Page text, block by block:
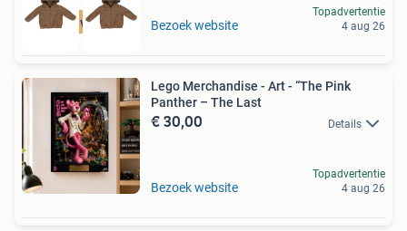
Tot 75% voordeel Bezoek website
Topadvertentie
4 aug 26
Lego Merchandise - Art - “The Pink
Panther – The Last
€ 30,00 Details
Bezoek website
Topadvertentie
4 aug 26